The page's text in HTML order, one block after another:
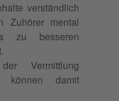
verständlich
Zuhörer mental
zu besseren
Vermittlung
können damit